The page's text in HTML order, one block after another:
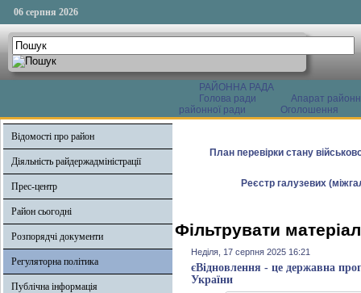
06 серпня 2026
РАЙОННА РАДА
Голова ради
Апарат
районної ради
Оголошення
Відомості про район
Діяльність райдержадміністрації
Прес-центр
Район сьогодні
Розпорядчі документи
Регуляторна політика
Публічна інформація
План перевірки стану
Реєстр галузевих
Фільтрувати
Неділя, 17 серпня 2025 16:21
єВідновлення - це державна
України